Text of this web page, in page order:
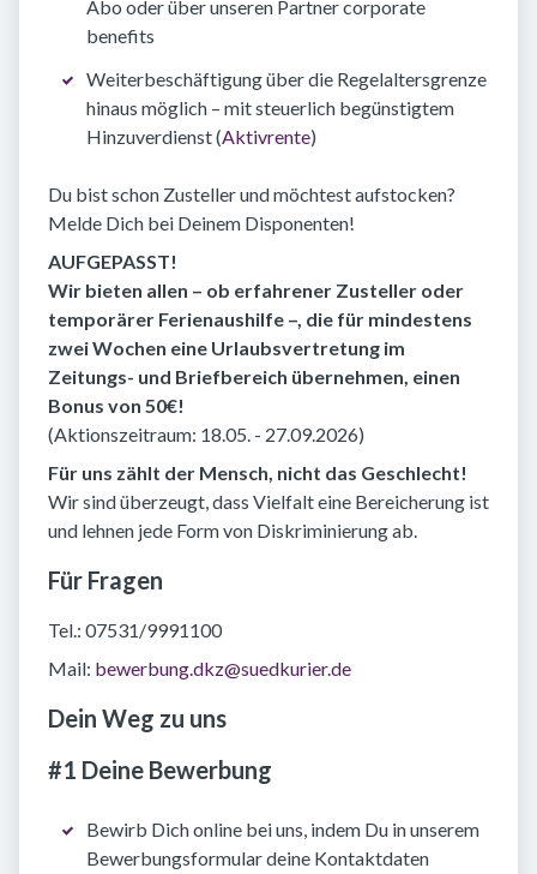
Abo oder über unseren Partner corporate
benefits
Weiterbeschäftigung über die Regelaltersgrenze
hinaus möglich – mit steuerlich begünstigtem
Hinzuverdienst (Aktivrente)
Du bist schon Zusteller und möchtest aufstocken?
Melde Dich bei Deinem Disponenten!
AUFGEPASST!
Wir bieten allen – ob erfahrener Zusteller oder
temporärer Ferienaushilfe –, die für mindestens
zwei Wochen eine Urlaubsvertretung im
Zeitungs- und Briefbereich übernehmen, einen
Bonus von 50€!
(Aktionszeitraum: 18.05. - 27.09.2026)
Für uns zählt der Mensch, nicht das Geschlecht!
Wir sind überzeugt, dass Vielfalt eine Bereicherung ist
und lehnen jede Form von Diskriminierung ab.
Für Fragen
Tel.: 07531/9991100
Mail: bewerbung.dkz@suedkurier.de
Dein Weg zu uns
#1 Deine Bewerbung
Bewirb Dich online bei uns, indem Du in unserem
Bewerbungsformular deine Kontaktdaten